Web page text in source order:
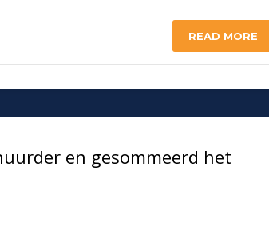
READ MORE
en gesommeerd het